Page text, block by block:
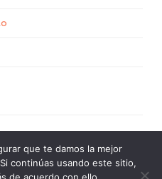
WORDPRESS
que te damos la mejor
continúas usando este sitio,